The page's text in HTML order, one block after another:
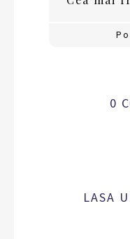
0
LASA